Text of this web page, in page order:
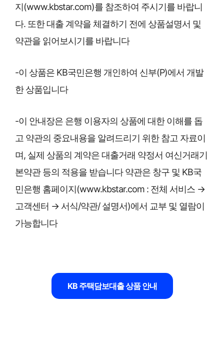
지(www.kbstar.com)를 참조하여 주시기를 바랍니
다. 또한 대출 계약을 체결하기 전에 상품설명서 및
약관을 읽어보시기를 바랍니다
-이 상품은 KB국민은행 개인하여 신부(P)에서 개발
한 상품입니다
-이 안내장은 은행 이용자의 상품에 대한 이해를 돕
고 약관의 중요내용을 알려드리기 위한 참고 자료이
며, 실제 상품의 계약은 대출거래 약정서 여신거래기
본약관 등의 적용을 받습니다 약관은 창구 및 KB국
민은행 홈페이지(www.kbstar.com : 전체 서비스 →
고객센터 → 서식/약관/ 설명서)에서 교부 및 열람이
가능합니다
KB 주택담보대출 상품 안내